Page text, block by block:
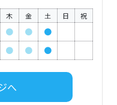
木 金 土 日 祝
● ●
●
● ● ●
へ